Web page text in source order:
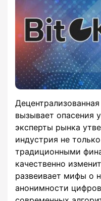
вызывает опасения
эксперты рынка
индустрия не
традиционными
качественно
развеивает мифы о
анонимности